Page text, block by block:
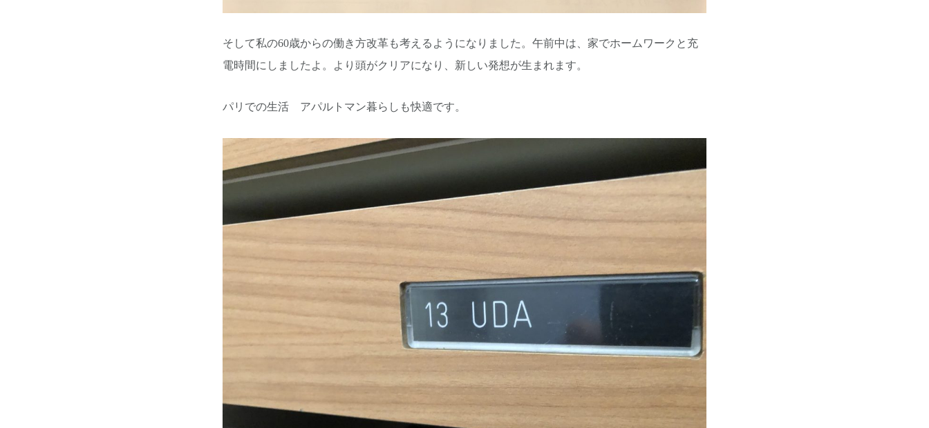
そして私の60歳からの働き方改革も考えるようになりました。午前中は、家でホームワークと充
電時間にしましたよ。より頭がクリアになり、新しい発想が生まれます。
パリでの生活 アパルトマン暮らしも快適です。